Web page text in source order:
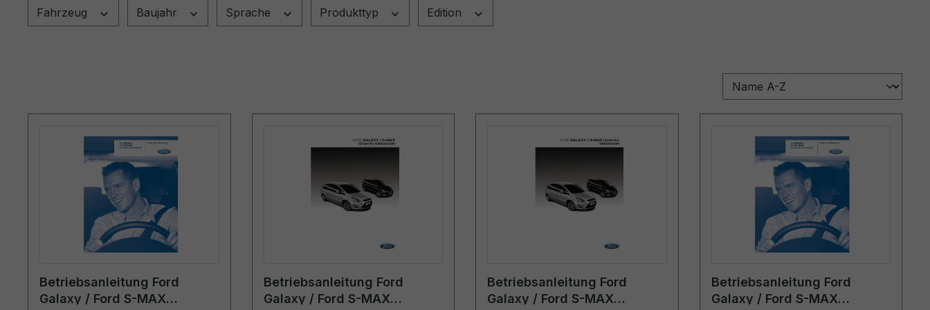
Fahrzeug Baujahr Sprache Produkttyp Edition
Betriebsanleitung Ford
Galaxy / Ford S-MAX
Betriebsanleitung Ford
Galaxy / Ford S-MAX
Betriebsanleitung Ford
Galaxy / Ford S-MAX
Betriebsanleitung Ford
Galaxy / Ford S-MAX